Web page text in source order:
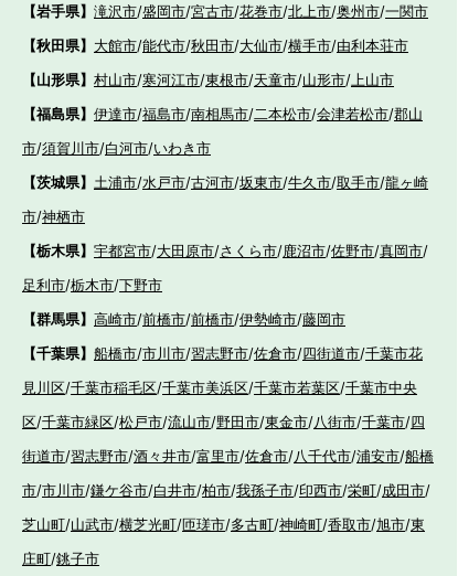
【岩手県】 滝沢市/盛岡市/宮古市/花巻市/北上市/奥州市/一関市
【秋田県】 大館市/能代市/秋田市/大仙市/横手市/由利本荘市
【山形県】 村山市/寒河江市/東根市/天童市/山形市/ 上山市
【福島県】 伊達市/福島市/南相馬市/二本松市/会津若松市/郡山
市/須賀川市/白河市/いわき市
【茨城県】 土浦市/水戸市/古河市/坂東市/牛久市/取手市/龍ヶ崎
市/神栖市
【栃木県】 宇都宮市/大田原市/さくら市/鹿沼市/佐野市/真岡市/
足利市/栃木市/下野市
【群馬県】 高崎市/前橋市/前橋市/伊勢崎市/藤岡市
【千葉県】 船橋市/市川市/習志野市/佐倉市/四街道市/千葉市花
見川区/千葉市稲毛区/千葉市美浜区/千葉市若葉区/千葉市中央
区/千葉市緑区/松戸市/流山市/野田市/東金市/八街市/千葉市/四
街道市/習志野市/酒々井市/富里市/佐倉市/八千代市/浦安市/船橋
市/市川市/鎌ケ谷市/白井市/柏市/我孫子市/印西市/栄町/成田市/
芝山町/山武市/横芝光町/匝瑳市/多古町/神崎町/香取市/旭市/東
庄町/銚子市